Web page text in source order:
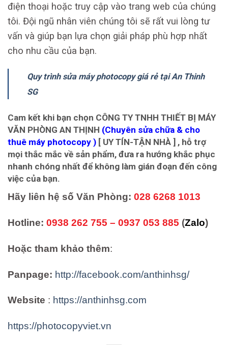
điện thoại hoặc truy cập vào trang web của chúng
tôi. Đội ngũ nhân viên chúng tôi sẽ rất vui lòng tư
vấn và giúp bạn lựa chọn giải pháp phù hợp nhất
cho nhu cầu của bạn.
Quy trình sửa máy photocopy giá rẻ tại An Thinh
SG
Cam kết khi bạn chọn CÔNG TY TNHH THIẾT BỊ MÁY
VĂN PHÒNG AN THỊNH (Chuyên sửa chữa & cho
thuê máy photocopy ) [ UY TÍN-TẬN NHÀ ] , hỗ trợ
mọi thắc mắc về sản phẩm, đưa ra hướng khắc phục
nhanh chóng nhất để không làm gián đoạn đến công
việc của bạn.
Hãy liên hệ số Văn Phòng: 028 6268 1013
Hotline: 0938 262 755 – 0937 053 885 (Zalo)
Hoặc tham khảo thêm:
Panpage: http://facebook.com/anthinhsg/
Website : https://anthinhsg.com
https://photocopyviet.vn